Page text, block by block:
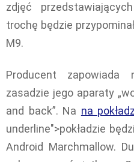
zdjęć
trochę będzie
M9.
Producent
zasadzie jego aparaty
and back”. Na na
underline">pokładzie
Android Marchmallow.